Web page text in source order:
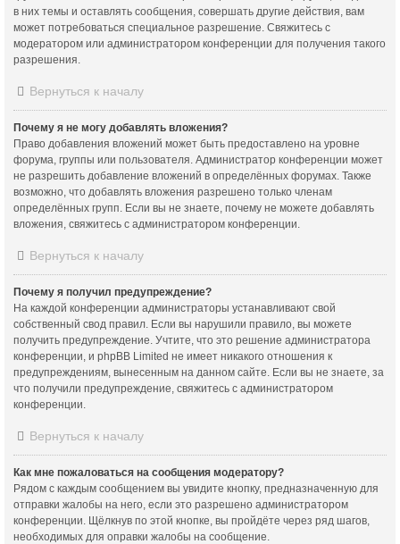
в них темы и оставлять сообщения, совершать другие действия, вам
может потребоваться специальное разрешение. Свяжитесь с
модератором или администратором конференции для получения такого
разрешения.
Вернуться к началу
Почему я не могу добавлять вложения?
Право добавления вложений может быть предоставлено на уровне
форума, группы или пользователя. Администратор конференции может
не разрешить добавление вложений в определённых форумах. Также
возможно, что добавлять вложения разрешено только членам
определённых групп. Если вы не знаете, почему не можете добавлять
вложения, свяжитесь с администратором конференции.
Вернуться к началу
Почему я получил предупреждение?
На каждой конференции администраторы устанавливают свой
собственный свод правил. Если вы нарушили правило, вы можете
получить предупреждение. Учтите, что это решение администратора
конференции, и phpBB Limited не имеет никакого отношения к
предупреждениям, вынесенным на данном сайте. Если вы не знаете, за
что получили предупреждение, свяжитесь с администратором
конференции.
Вернуться к началу
Как мне пожаловаться на сообщения модератору?
Рядом с каждым сообщением вы увидите кнопку, предназначенную для
отправки жалобы на него, если это разрешено администратором
конференции. Щёлкнув по этой кнопке, вы пройдёте через ряд шагов,
необходимых для оправки жалобы на сообщение.